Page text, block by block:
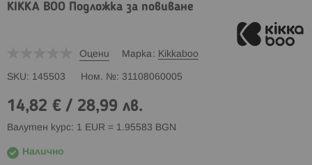
KIKKA BOO Подложка за повиване
Оцени Марка Kikkaboo
SKU 145503 Ном. № 31108060005
14,82 € / 28,99 лв.
Валутен курс: 1 EUR = 1.95583 BGN
Налично